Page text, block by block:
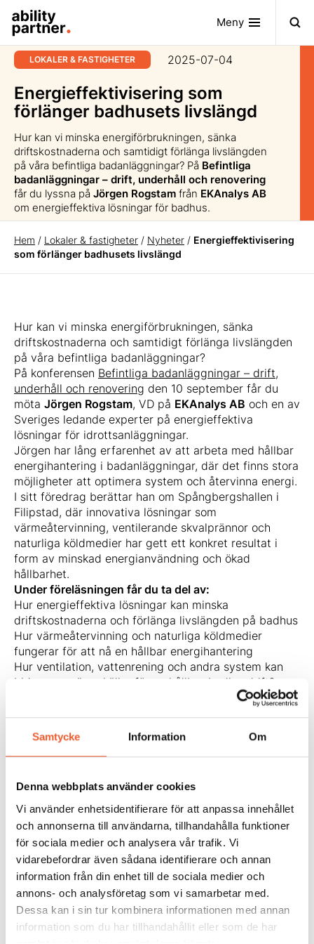
Samtycke Information Om
Denna webbplats använder cookies
Vi använder enhetsidentifierare för att anpassa innehållet
och annonserna till användarna, tillhandahålla funktioner
för sociala medier och analysera vår trafik. Vi
vidarebefordrar även sådana identifierare och annan
information från din enhet till de sociala medier och
annons- och analysföretag som vi samarbetar med.
Dessa kan i sin tur kombinera informationen med annan
information som du har tillhandahållit eller som de har
Meny
LOKALER & FASTIGHETER 2025-07-04
Energieffektivisering som
förlänger badhusets livslängd
Hur kan vi minska energiförbrukningen, sänka
driftskostnaderna och samtidigt förlänga livslängden
på våra befintliga badanläggningar? På Befintliga
badanläggningar – drift, underhåll och renovering
får du lyssna på Jörgen Rogstam från EKAnalys AB
om energieffektiva lösningar för badhus.
Hem / Lokaler & fastigheter / Nyheter / Energieffektivisering
som förlänger badhusets livslängd
Hur kan vi minska energiförbrukningen, sänka
driftskostnaderna och samtidigt förlänga livslängden
på våra befintliga badanläggningar?
På konferensen Befintliga badanläggningar – drift,
underhåll och renovering den 10 september får du
möta Jörgen Rogstam, VD på EKAnalys AB och en av
Sveriges ledande experter på energieffektiva
lösningar för idrottsanläggningar.
Jörgen har lång erfarenhet av att arbeta med hållbar
energihantering i badanläggningar, där det finns stora
möjligheter att optimera system och återvinna energi.
I sitt föredrag berättar han om Spångbergshallen i
Filipstad, där innovativa lösningar som
värmeåtervinning, ventilerande skvalprännor och
naturliga köldmedier har gett ett konkret resultat i
form av minskad energianvändning och ökad
hållbarhet.
Under föreläsningen får du ta del av:
Hur energieffektiva lösningar kan minska
driftskostnaderna och förlänga livslängden på badhus
Hur värmeåtervinning och naturliga köldmedier
fungerar för att nå en hållbar energihantering
Hur ventilation, vattenrening och andra system kan
bidra som värmekällor för en hållbar badhusdrift?
Hur kommuner kan ställa krav i upphandlingar för att
specialiserar sig på teknik- och energifrågor i
idrottsanläggningar. Han har en forskarbakgrund från
värmepumpsteknik och värmeåtervinningslösningar –
tekniker som visat sig särskilt effektiva i
badanläggningar med stora kombinerade kyl- och
värmebehov.
Läs mer om Befintliga badanläggningar – drift,
underhåll och renovering